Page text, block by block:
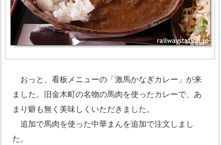
おっと、看板メニューの「激馬かなぎカレー」が来
ました。旧金木町の名物の馬肉を使ったカレーで、あ
まり癖も無く美味しくいただきました。
追加で馬肉を使った中華まんを追加で注文しまし
た。